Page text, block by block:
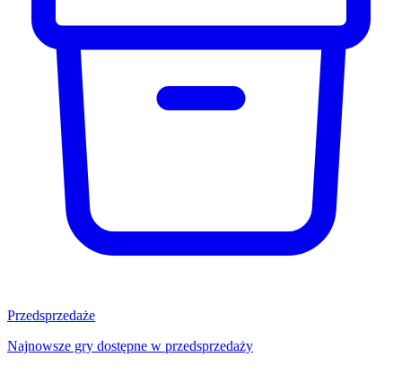
Przedsprzedaże
Najnowsze gry dostępne w przedsprzedaży